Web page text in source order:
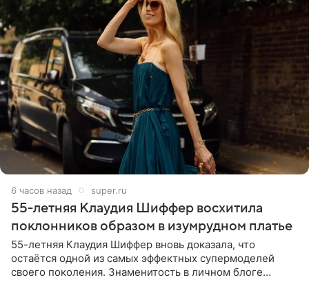
6 часов назад super.ru
55-летняя Клаудия Шиффер восхитила
поклонников образом в изумрудном платье
55-летняя Клаудия Шиффер вновь доказала, что
остаётся одной из самых эффектных супермоделей
своего поколения. Знаменитость в личном блоге